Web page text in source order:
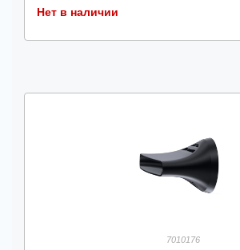
Нет в наличии
7010176